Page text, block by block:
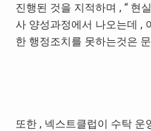
진행된 것을 지적하며 , “현
사 양성과정에서 나오는데 ,
한 행정조치를 못하는것은
또한 , 넥스트클럽이 수탁 운